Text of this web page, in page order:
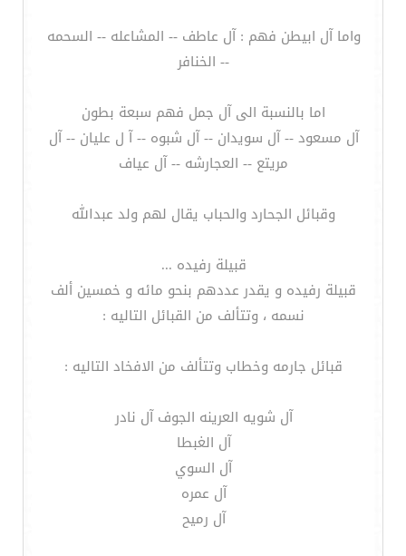
واما آل ابيطن فهم : آل عاطف -- المشاعله -- السحمه
-- الخنافر
اما بالنسبة الى آل جمل فهم سبعة بطون
آل مسعود -- آل سويدان -- آل شبوه -- آ ل عليان -- آل
مريتع -- العجارشه -- آل عياف
وقبائل الجحارد والحباب يقال لهم ولد عبدالله
قبيلة رفيده ...
قبيلة رفيده و يقدر عددهم بنحو مائه و خمسين ألف
نسمه ، وتتألف من القبائل التاليه :
قبائل جارمه وخطاب وتتألف من الافخاد التاليه :
آل شويه العرينه الجوف آل نادر
آل الغبطا
آل السوي
آل عمره
آل رميح